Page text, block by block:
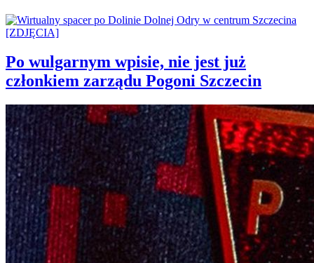
Po wulgarnym wpisie, nie jest już
członkiem zarządu Pogoni Szczecin